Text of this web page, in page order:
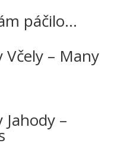
páčilo…
Včely – Many
–